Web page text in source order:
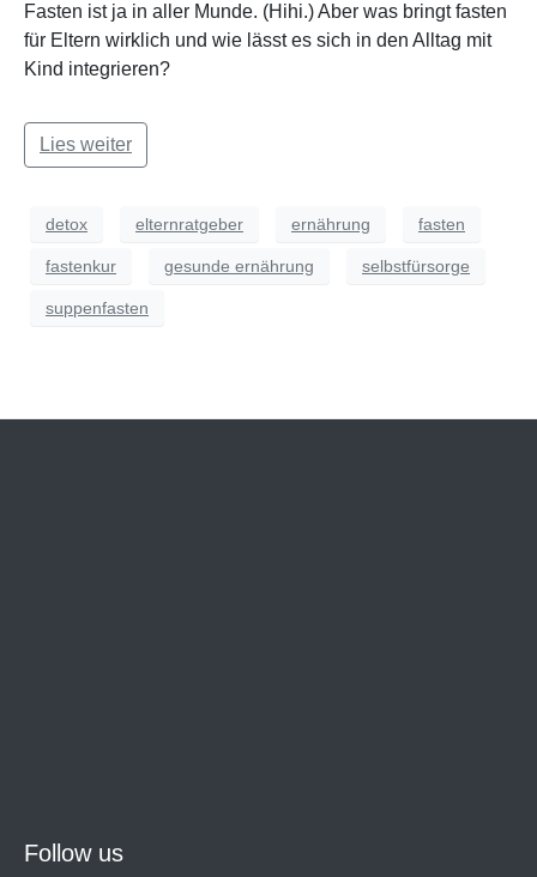
Fasten ist ja in aller Munde. (Hihi.) Aber was bringt fasten
für Eltern wirklich und wie lässt es sich in den Alltag mit
Kind integrieren?
Lies weiter
detox elternratgeber ernährung fasten
fastenkur gesunde ernährung selbstfürsorge
suppenfasten
Follow us